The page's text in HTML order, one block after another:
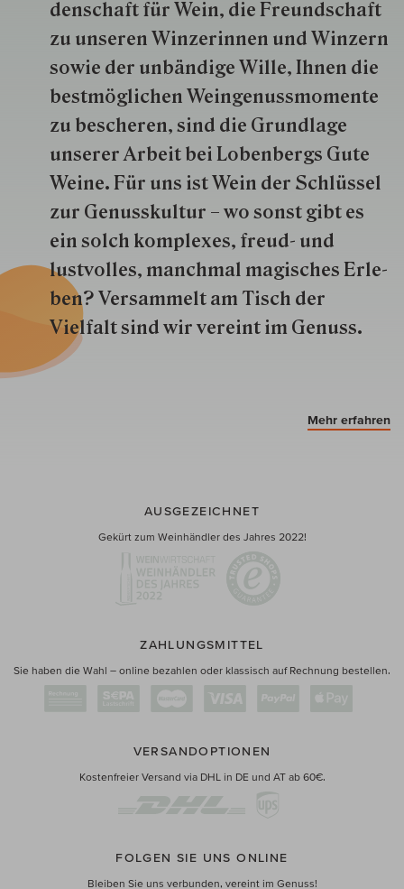
den­schaft für Wein, die Freund­schaft
zu unseren Win­zer­innen und Win­zern
so­wie der un­bän­dige Wille, Ihnen die
best­mög­lich­en Wein­genuss­momente
zu besche­ren, sind die Grund­lage
unserer Arbeit bei Lobenbergs Gute
Weine. Für uns ist Wein der Schlüs­sel
zur Genuss­kultur – wo sonst gibt es
ein solch kom­plexes, freud- und
lustvolles, manchmal ma­gisch­es Er­le­
ben? Versammelt am Tisch der
Vielfalt sind wir ver­eint im Genuss.
Mehr erfahren
AUSGEZEICHNET
Gekürt zum Weinhändler des Jahres 2022!
ZAHLUNGSMITTEL
Sie haben die Wahl – online bezahlen oder klassisch auf Rechnung bestellen.
VERSANDOPTIONEN
Kostenfreier Versand via DHL in DE und AT ab 60€.
FOLGEN SIE UNS ONLINE
Bleiben Sie uns verbunden, vereint im Genuss!